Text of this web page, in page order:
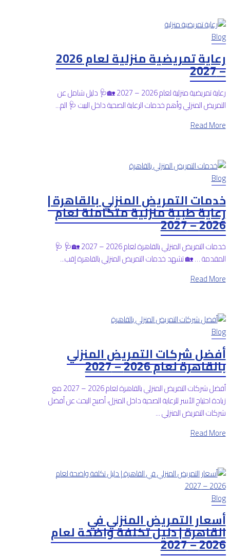
Blog
رعاية تمريضية منزلية لعام 2026
– 2027
رعاية تمريضية منزلية لعام 2026 – 2027 🏡🩺 دليل شامل عن
التمريض المنزلي وأهم خدمات الرعاية الصحية داخل البيت 🩺 الم...
Read More
Blog
خدمات التمريض المنزلي بالقاهرة |
رعاية طبية منزلية متكاملة لعام
2026 – 2027
خدمات التمريض المنزلي بالقاهرة لعام 2026 – 2027 🏡🩺 🩺
المقدمة … 🏡 تشهد خدمات التمريض المنزلي بالقاهرة إقب...
Read More
Blog
أفضل شركات التمريض المنزلي
بالقاهرة لعام 2026 – 2027
أفضل شركات التمريض المنزلي بالقاهرة لعام 2026 – 2027 مع
زيادة احتياج الأسر للرعاية الصحية داخل المنزل، أصبح البحث عن أفضل
شركات التمريض المنزلي ...
Read More
Blog
أسعار التمريض المنزلي في
القاهرة | دليل تكلفة واضحة لعام
2026 – 2027